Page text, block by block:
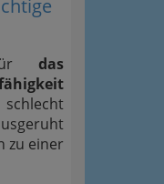
das
zu einer